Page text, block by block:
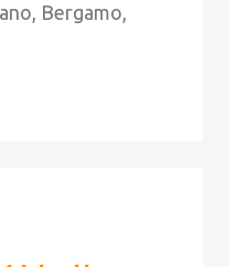
Bergamo,